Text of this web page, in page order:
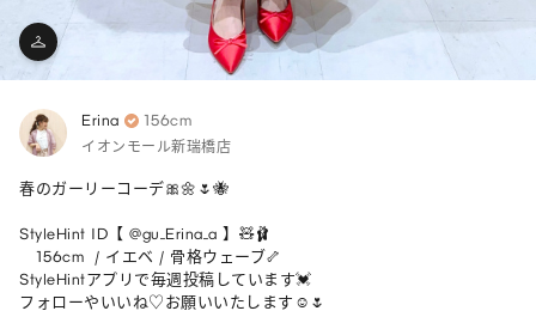
Erina 156cm
イオンモール新瑞橋店
春のガーリーコーデ🎀🌼🌷🐝
StyleHint ID【 @gu_Erina_a 】🧸🩰
156cm  / イエベ / 骨格ウェーブ🦴
StyleHintアプリで毎週投稿しています💓
フォローやいいね♡お願いいたします☺️🌷